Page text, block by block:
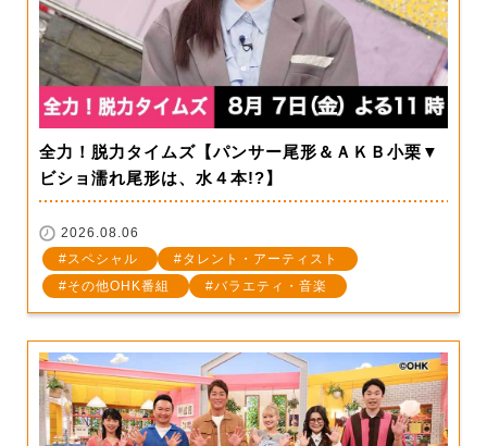
全力！脱力タイムズ【パンサー尾形＆ＡＫＢ小栗▼
ビショ濡れ尾形は、水４本!?】
2026.08.06
スペシャル
タレント・アーティスト
その他OHK番組
バラエティ・音楽